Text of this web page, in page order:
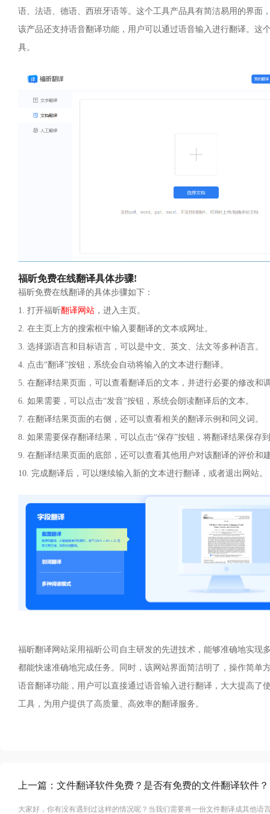
语、法语、德语、西班牙语等。这个工具产品具有简洁易用的界
该产品还支持语音翻译功能，用户可以通过语音输入进行翻译。
具。
福昕免费在线翻译具体步骤!
福昕免费在线翻译的具体步骤如下：
1. 打开福昕翻译网站 ，进入主页。
2. 在主页上方的搜索框中输入要翻译的文本或网址。
3. 选择源语言和目标语言，可以是中文、英文、法文等多种语言。
4. 点击“翻译”按钮，系统会自动将输入的文本进行翻译。
5. 在翻译结果页面，可以查看翻译后的文本，并进行必要的修改和
6. 如果需要，可以点击“发音”按钮，系统会朗读翻译后的文本。
7. 在翻译结果页面的右侧，还可以查看相关的翻译示例和同义词。
8. 如果需要保存翻译结果，可以点击“保存”按钮，将翻译结果保存
9. 在翻译结果页面的底部，还可以查看其他用户对该翻译的评价和
10. 完成翻译后，可以继续输入新的文本进行翻译，或者退出网站。
福昕翻译网站采用福昕公司自主研发的先进技术，能够准确地实
都能快速准确地完成任务。同时，该网站界面简洁明了，操作简
语音翻译功能，用户可以直接通过语音输入进行翻译，大大提高
工具，为用户提供了高质量、高效率的翻译服务。
上一篇： 文件翻译软件免费？是否有免费的文件翻译软件？
大家好，你有没有遇到过这样的情况呢？当我们需要将一份文件翻译成其他语